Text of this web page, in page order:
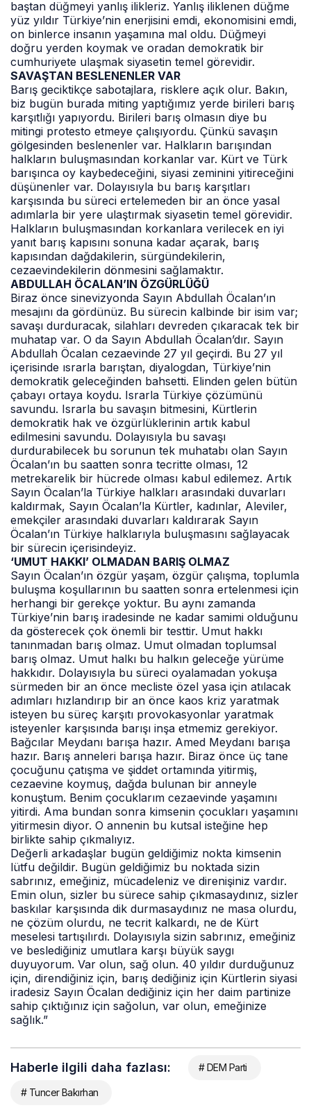
baştan düğmeyi yanlış ilikleriz. Yanlış iliklenen düğme
yüz yıldır Türkiye’nin enerjisini emdi, ekonomisini emdi,
on binlerce insanın yaşamına mal oldu. Düğmeyi
doğru yerden koymak ve oradan demokratik bir
cumhuriyete ulaşmak siyasetin temel görevidir.
SAVAŞTAN BESLENENLER VAR
Barış geciktikçe sabotajlara, risklere açık olur. Bakın,
biz bugün burada miting yaptığımız yerde birileri barış
karşıtlığı yapıyordu. Birileri barış olmasın diye bu
mitingi protesto etmeye çalışıyordu. Çünkü savaşın
gölgesinden beslenenler var. Halkların barışından
halkların buluşmasından korkanlar var. Kürt ve Türk
barışınca oy kaybedeceğini, siyasi zeminini yitireceğini
düşünenler var. Dolayısıyla bu barış karşıtları
karşısında bu süreci ertelemeden bir an önce yasal
adımlarla bir yere ulaştırmak siyasetin temel görevidir.
Halkların buluşmasından korkanlara verilecek en iyi
yanıt barış kapısını sonuna kadar açarak, barış
kapısından dağdakilerin, sürgündekilerin,
cezaevindekilerin dönmesini sağlamaktır.
ABDULLAH ÖCALAN’IN ÖZGÜRLÜĞÜ
Biraz önce sinevizyonda Sayın Abdullah Öcalan’ın
mesajını da gördünüz. Bu sürecin kalbinde bir isim var;
savaşı durduracak, silahları devreden çıkaracak tek bir
muhatap var. O da Sayın Abdullah Öcalan’dır. Sayın
Abdullah Öcalan cezaevinde 27 yıl geçirdi. Bu 27 yıl
içerisinde ısrarla barıştan, diyalogdan, Türkiye’nin
demokratik geleceğinden bahsetti. Elinden gelen bütün
çabayı ortaya koydu. Israrla Türkiye çözümünü
savundu. Israrla bu savaşın bitmesini, Kürtlerin
demokratik hak ve özgürlüklerinin artık kabul
edilmesini savundu. Dolayısıyla bu savaşı
durdurabilecek bu sorunun tek muhatabı olan Sayın
Öcalan’ın bu saatten sonra tecritte olması, 12
metrekarelik bir hücrede olması kabul edilemez. Artık
Sayın Öcalan’la Türkiye halkları arasındaki duvarları
kaldırmak, Sayın Öcalan’la Kürtler, kadınlar, Aleviler,
emekçiler arasındaki duvarları kaldırarak Sayın
Öcalan’ın Türkiye halklarıyla buluşmasını sağlayacak
bir sürecin içerisindeyiz.
‘UMUT HAKKI’ OLMADAN BARIŞ OLMAZ
Sayın Öcalan’ın özgür yaşam, özgür çalışma, toplumla
buluşma koşullarının bu saatten sonra ertelenmesi için
herhangi bir gerekçe yoktur. Bu aynı zamanda
Türkiye’nin barış iradesinde ne kadar samimi olduğunu
da gösterecek çok önemli bir testtir. Umut hakkı
tanınmadan barış olmaz. Umut olmadan toplumsal
barış olmaz. Umut halkı bu halkın geleceğe yürüme
hakkıdır. Dolayısıyla bu süreci oyalamadan yokuşa
sürmeden bir an önce mecliste özel yasa için atılacak
adımları hızlandırıp bir an önce kaos kriz yaratmak
isteyen bu süreç karşıtı provokasyonlar yaratmak
isteyenler karşısında barışı inşa etmemiz gerekiyor.
Bağcılar Meydanı barışa hazır. Amed Meydanı barışa
hazır. Barış anneleri barışa hazır. Biraz önce üç tane
çocuğunu çatışma ve şiddet ortamında yitirmiş,
cezaevine koymuş, dağda bulunan bir anneyle
konuştum. Benim çocuklarım cezaevinde yaşamını
yitirdi. Ama bundan sonra kimsenin çocukları yaşamını
yitirmesin diyor. O annenin bu kutsal isteğine hep
birlikte sahip çıkmalıyız.
Değerli arkadaşlar bugün geldiğimiz nokta kimsenin
lütfu değildir. Bugün geldiğimiz bu noktada sizin
sabrınız, emeğiniz, mücadeleniz ve direnişiniz vardır.
Emin olun, sizler bu sürece sahip çıkmasaydınız, sizler
baskılar karşısında dik durmasaydınız ne masa olurdu,
ne çözüm olurdu, ne tecrit kalkardı, ne de Kürt
meselesi tartışılırdı. Dolayısıyla sizin sabrınız, emeğiniz
ve beslediğiniz umutlara karşı büyük saygı
duyuyorum. Var olun, sağ olun. 40 yıldır durduğunuz
için, direndiğiniz için, barış dediğiniz için Kürtlerin siyasi
iradesiz Sayın Öcalan dediğiniz için her daim partinize
sahip çıktığınız için sağolun, var olun, emeğinize
sağlık.”
Haberle ilgili daha fazlası: # DEM Parti
# Tuncer Bakırhan